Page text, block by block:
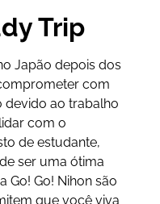
Trip
Japão depois dos
com
devido ao trabalho
com o
de estudante,
ser uma ótima
Go! Go! Nihon são
que você viva